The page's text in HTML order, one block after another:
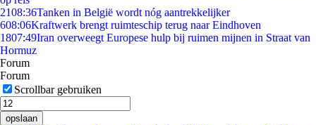
2108:36Tanken in België wordt nóg aantrekkelijker
608:06Kraftwerk brengt ruimteschip terug naar Eindhoven
1807:49Iran overweegt Europese hulp bij ruimen mijnen in Straat van
Hormuz
Forum
Forum
Scrollbar gebruiken
opslaan